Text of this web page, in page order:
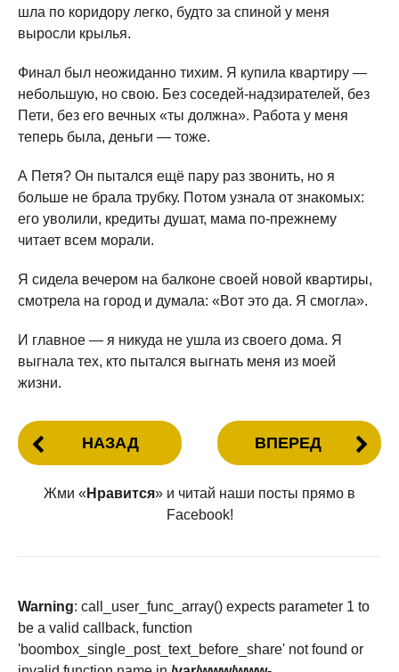
шла по коридору легко, будто за спиной у меня
выросли крылья.
Финал был неожиданно тихим. Я купила квартиру —
небольшую, но свою. Без соседей-надзирателей, без
Пети, без его вечных «ты должна». Работа у меня
теперь была, деньги — тоже.
А Петя? Он пытался ещё пару раз звонить, но я
больше не брала трубку. Потом узнала от знакомых:
его уволили, кредиты душат, мама по-прежнему
читает всем морали.
Я сидела вечером на балконе своей новой квартиры,
смотрела на город и думала: «Вот это да. Я смогла».
И главное — я никуда не ушла из своего дома. Я
выгнала тех, кто пытался выгнать меня из моей
жизни.
НАЗАД ВПЕРЕД
Жми « Нравится» и читай наши посты прямо в
Facebook!
Warning: call_user_func_array() expects parameter 1 to
be a valid callback, function
'boombox_single_post_text_before_share' not found or